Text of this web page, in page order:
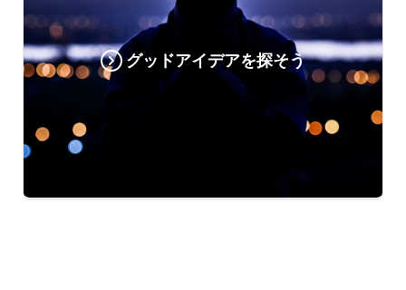
グッドアイデアを探そう